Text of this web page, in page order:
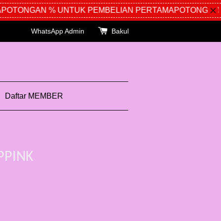
% UNTUK PEMBELIAN PERTAMAPOTONGAN %
WhatsApp Admin Bakul
Daftar MEMBER